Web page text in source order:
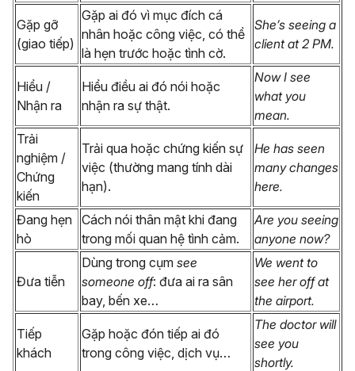
Gặp gỡ
(giao tiếp)
Gặp ai đó vì mục đích cá
nhân hoặc công việc, có thể
là hẹn trước hoặc tình cờ.
She’s seeing a
client at 2 PM.
Hiểu /
Nhận ra
Hiểu điều ai đó nói hoặc
nhận ra sự thật.
Now I see
what you
mean.
Trải
nghiệm /
Chứng
kiến
Trải qua hoặc chứng kiến sự
việc (thường mang tính dài
hạn).
He has seen
many changes
here.
Đang hẹn
hò
Cách nói thân mật khi đang
trong mối quan hệ tình cảm.
Are you seeing
anyone now?
Đưa tiễn
Dùng trong cụm see
someone off: đưa ai ra sân
bay, bến xe…
We went to
see her off at
the airport.
Tiếp
khách
Gặp hoặc đón tiếp ai đó
trong công việc, dịch vụ…
The doctor will
see you
shortly.